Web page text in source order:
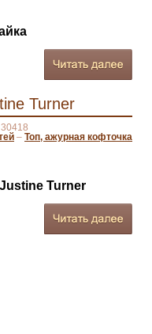
Turner
– Топ, ажурная кофточка
Turner